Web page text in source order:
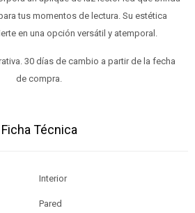
tus momentos de lectura. Su estética
en una opción versátil y atemporal.
30 días de cambio a partir de la fecha
de compra.
Ficha Técnica
Interior
Pared